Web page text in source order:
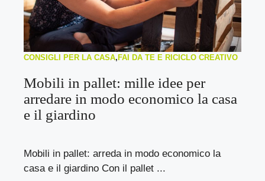
CONSIGLI PER LA CASA, FAI DA TE E RICICLO CREATIVO
Mobili in pallet: mille idee per
arredare in modo economico la casa
e il giardino
Mobili in pallet: arreda in modo economico la
casa e il giardino Con il pallet ...